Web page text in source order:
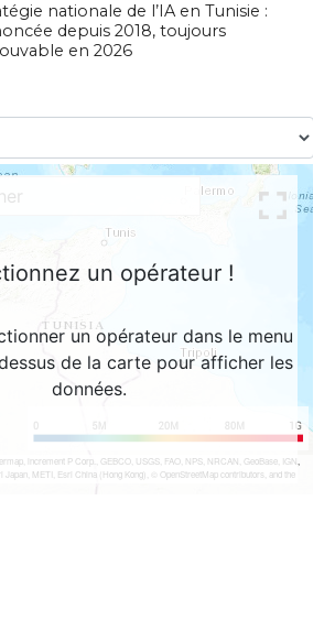
nationale de l’IA en Tunisie :
depuis 2018, toujours
en 2026